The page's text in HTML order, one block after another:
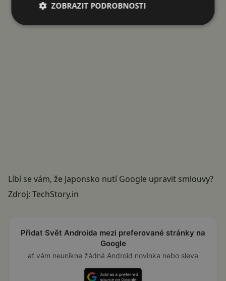
Líbí se vám, že Japonsko nutí Google upravit smlouvy?
Zdroj: TechStory.in
Přidat Svět Androida mezi preferované stránky na
Google
ať vám neunikne žádná Android novinka nebo sleva
ZOBRAZIT PODROBNOSTI